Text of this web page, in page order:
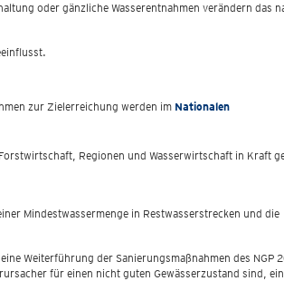
oder gänzliche Wasserentnahmen verändern das
zur Zielerreichung werden im Nationalen
Regionen und Wasserwirtschaft in Kraft
Mindestwassermenge in Restwasserstrecken und die
Weiterführung der Sanierungsmaßnahmen des NGP
für einen nicht guten Gewässerzustand sind,